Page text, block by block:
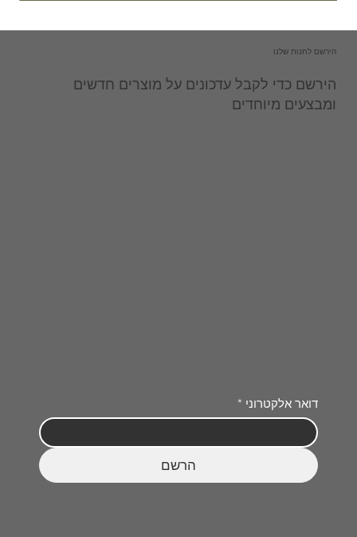
הירשם כדי לקבל עדכונים על מוצרים חדשים
ומבצעים מיוחדים
הירשם לחנות שלנו
דואר אלקטרוני *
הרשם